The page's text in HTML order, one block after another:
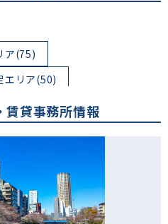
ア(75)
エリア(50)
中央町(0)
(0)
(1)
大岡山(1)
駒場(2)
青葉台(33)
賃貸事務所情報